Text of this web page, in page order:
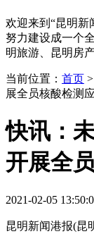
欢迎来到“昆明新
努力建设成一个
明旅游、昆明房
当前位置： 首页 >
展全员核酸检测
快讯：
开展全
2021-02-05
昆明新闻港报(昆